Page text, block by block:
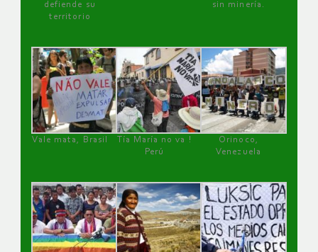
defiende su
territorio
sin minería.
Vale mata, Brasil
Tía María no va !
Perú
Orinoco,
Venezuela